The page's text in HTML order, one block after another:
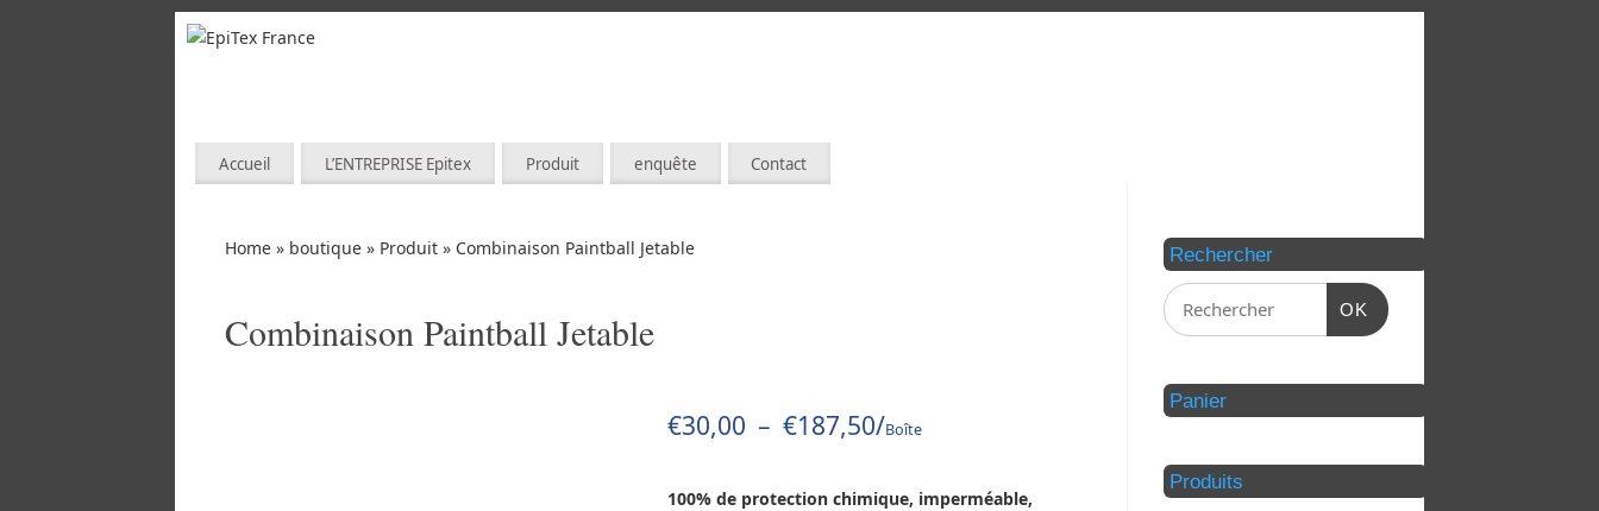
Accueil L’ENTREPRISE Epitex Produit enquête Contact
Home » boutique » Produit » Combinaison Paintball Jetable
Combinaison Paintball Jetable
€30,00 – €187,50/Boîte
100% de protection chimique, imperméable,
Rechercher
OK
Panier
Produits